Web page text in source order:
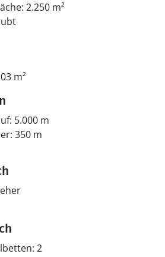
2.250 m²
m²
5.000 m
350 m
2